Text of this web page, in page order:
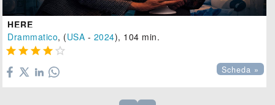
HERE
Drammatico, (USA - 2024), 104 min.
    
Scheda »